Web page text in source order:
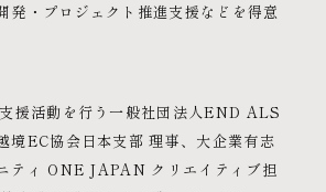
発・プロジェクト推進支援などを得意
援活動を行う一般社団法人END ALS
境EC協会日本支部 理事、大企業有志
ティ ONE JAPAN クリエイティブ担